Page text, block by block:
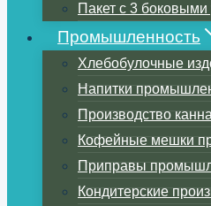
Пакет с 3
Промышленность
Хлебобулочные
Напитки
Производство
Кофейные мешки
Приправы
Кондитерские